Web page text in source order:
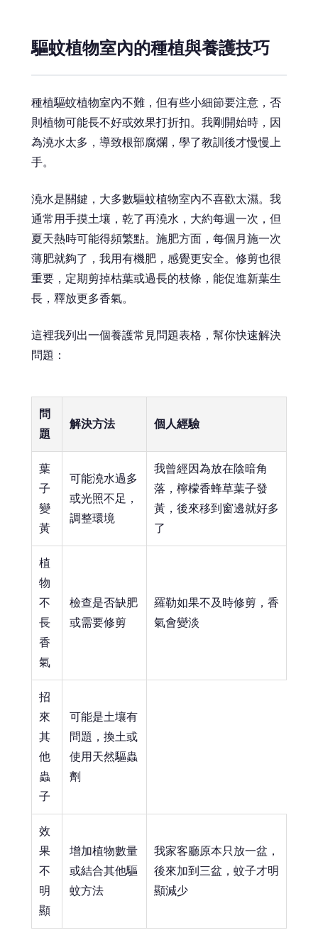
驅蚊植物室內的種植與養護技巧
種植驅蚊植物室內不難，但有些小細節要注意，否
則植物可能長不好或效果打折扣。我剛開始時，因
為澆水太多，導致根部腐爛，學了教訓後才慢慢上
手。
澆水是關鍵，大多數驅蚊植物室內不喜歡太濕。我
通常用手摸土壤，乾了再澆水，大約每週一次，但
夏天熱時可能得頻繁點。施肥方面，每個月施一次
薄肥就夠了，我用有機肥，感覺更安全。修剪也很
重要，定期剪掉枯葉或過長的枝條，能促進新葉生
長，釋放更多香氣。
這裡我列出一個養護常見問題表格，幫你快速解決
問題：
問
題
解決方法 個人經驗
葉
子
變
黃
可能澆水過多
或光照不足，
調整環境
我曾經因為放在陰暗角
落，檸檬香蜂草葉子發
黃，後來移到窗邊就好多
了
植
物
不
長
香
氣
檢查是否缺肥
或需要修剪
羅勒如果不及時修剪，香
氣會變淡
招
來
其
他
蟲
子
可能是土壤有
問題，換土或
使用天然驅蟲
劑
效
果
不
明
顯
增加植物數量
或結合其他驅
蚊方法
我家客廳原本只放一盆，
後來加到三盆，蚊子才明
顯減少